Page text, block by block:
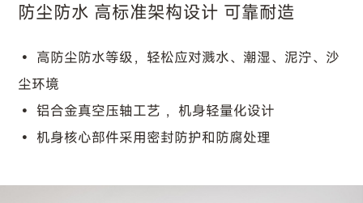
防尘防水 高标准架构设计 可靠耐造
高防尘防水等级，轻松应对溅水、潮湿、泥泞、沙
尘环境
铝合金真空压轴工艺 ，机身轻量化设计
机身核心部件采用密封防护和防腐处理